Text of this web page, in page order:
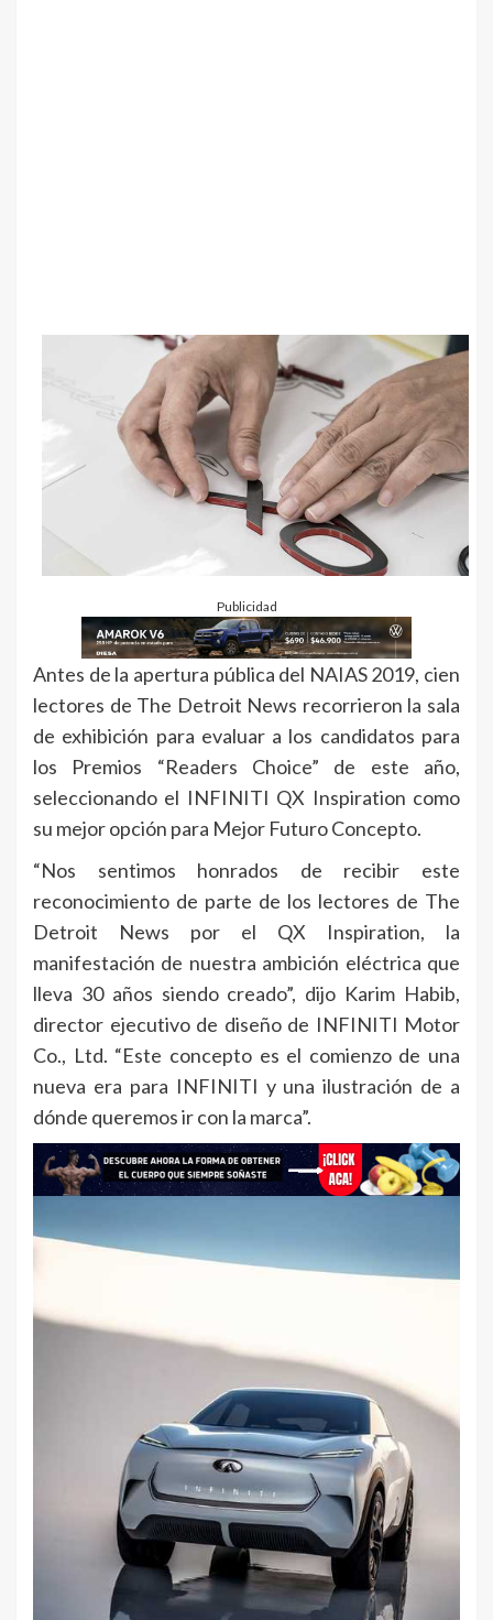
Publicidad
Antes de la apertura pública del NAIAS 2019, cien
lectores de The Detroit News recorrieron la sala
de exhibición para evaluar a los candidatos para
los Premios “Readers Choice” de este año,
seleccionando el INFINITI QX Inspiration como
su mejor opción para Mejor Futuro Concepto.
“Nos sentimos honrados de recibir este
reconocimiento de parte de los lectores de The
Detroit News por el QX Inspiration, la
manifestación de nuestra ambición eléctrica que
lleva 30 años siendo creado”, dijo Karim Habib,
director ejecutivo de diseño de INFINITI Motor
Co., Ltd. “Este concepto es el comienzo de una
nueva era para INFINITI y una ilustración de a
dónde queremos ir con la marca”.